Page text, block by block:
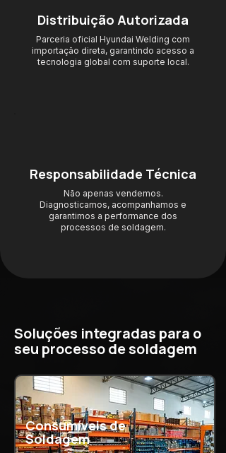
Distribuição Autorizada
Parceria oficial Hyundai Welding com
importação direta, garantindo acesso a
tecnologia global com suporte local.
Responsabilidade Técnica
Não apenas vendemos.
Diagnosticamos, acompanhamos e
garantimos a performance dos
processos de soldagem.
Soluções integradas para o
seu processo de soldagem
Consumíveis de
Soldagem